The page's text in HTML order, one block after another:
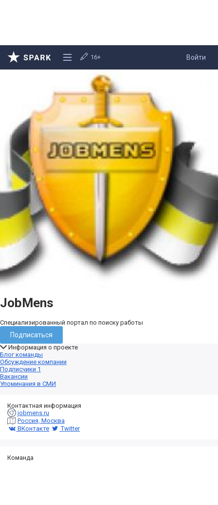
Войти
16+
JobMens
Специализированный портал по поиску работы
Подписаться
Информация о проекте
Блог команды
Обсуждение компании
Подписчики 1
Вакансии
Упоминания в СМИ
Контактная информация
jobmens.ru
Россия, Москва
ВКонтакте
Twitter
Команда